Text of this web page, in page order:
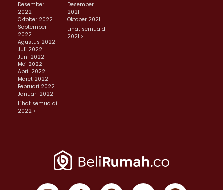
Desember
2022
Oktober 2022
September
2022
Agustus 2022
Juli 2022
Juni 2022
Mei 2022
April 2022
Maret 2022
Februari 2022
Januari 2022
Lihat semua di
2022 >
Desember
2021
Oktober 2021
Lihat semua di
2021 >